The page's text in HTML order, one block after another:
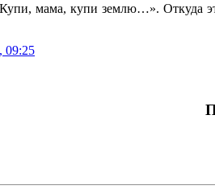
мама, купи землю…». Откуда
09:25